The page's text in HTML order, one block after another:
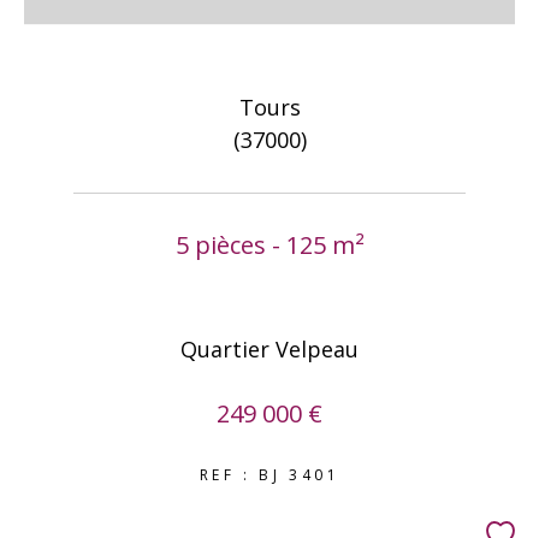
Tours
(37000)
5 pièces - 125 m²
Quartier Velpeau
249 000 €
REF : BJ 3401